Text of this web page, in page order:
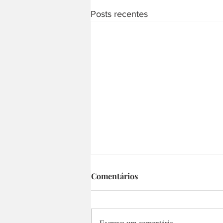
Posts recentes
Comentários